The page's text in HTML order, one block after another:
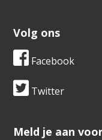
Volg ons
Facebook
Twitter
​​​​​​​Meld je aan